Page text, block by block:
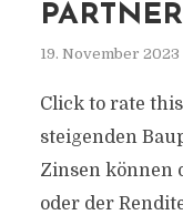
19. November 2023
Click to rate
steigenden
Zinsen können
oder der